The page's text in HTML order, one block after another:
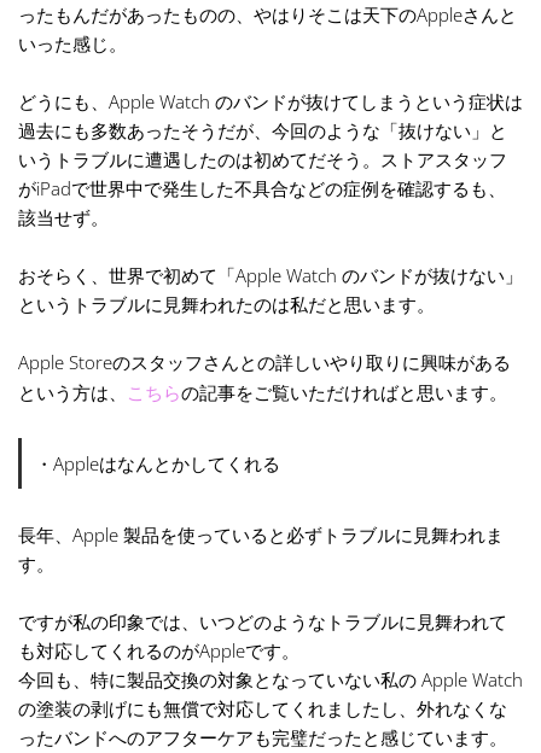
ったもんだがあったものの、やはりそこは天下のAppleさんと
いった感じ。
どうにも、Apple Watch のバンドが抜けてしまうという症状は
過去にも多数あったそうだが、今回のような「抜けない」と
いうトラブルに遭遇したのは初めてだそう。ストアスタッフ
がiPadで世界中で発生した不具合などの症例を確認するも、
該当せず。
おそらく、世界で初めて「Apple Watch のバンドが抜けない」
というトラブルに見舞われたのは私だと思います。
Apple Storeのスタッフさんとの詳しいやり取りに興味がある
という方は、 こちらの記事をご覧いただければと思います。
・Appleはなんとかしてくれる
長年、Apple 製品を使っていると必ずトラブルに見舞われま
す。
ですが私の印象では、いつどのようなトラブルに見舞われて
も対応してくれるのがAppleです。
今回も、特に製品交換の対象となっていない私の Apple Watch
の塗装の剥げにも無償で対応してくれましたし、外れなくな
ったバンドへのアフターケアも完璧だったと感じています。